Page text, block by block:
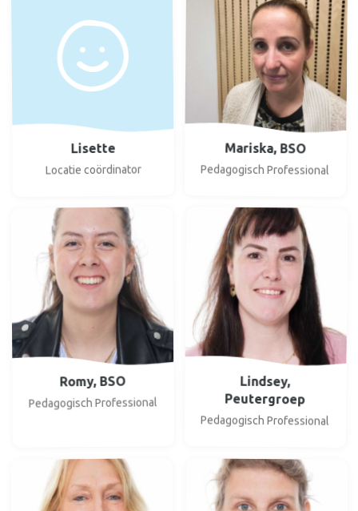
Lisette
Locatie coördinator
Mariska, BSO
Pedagogisch Professional
Romy, BSO
Pedagogisch Professional
Lindsey,
Peutergroep
Pedagogisch Professional